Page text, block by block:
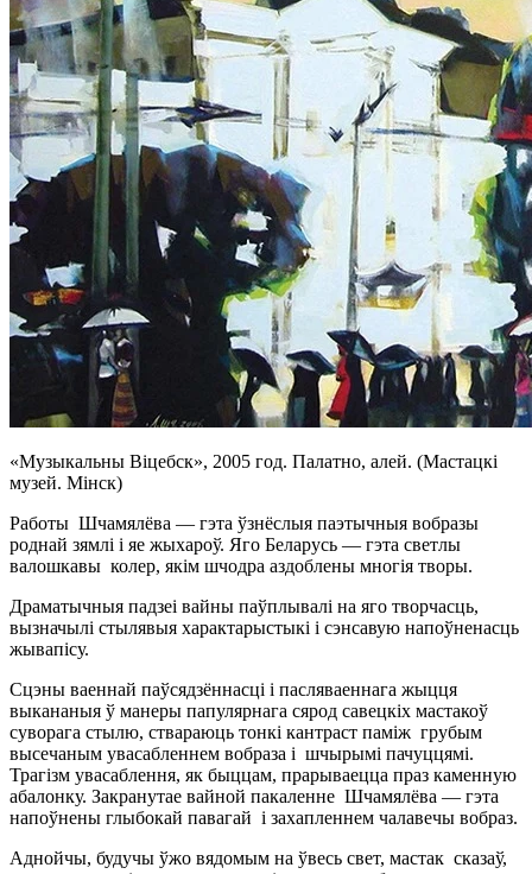
«Музыкальны Віцебск», 2005 год. Палатно, алей. (Мастацкі
музей. Мінск)
Работы Шчамялёва — гэта ўзнёслыя паэтычныя вобразы
роднай зямлі і яе жыхароў. Яго Беларусь — гэта светлы
валошкавы колер, якім шчодра аздоблены многія творы.
Драматычныя падзеі вайны паўплывалі на яго творчасць,
вызначылі стылявыя характарыстыкі і сэнсавую напоўненасць
жывапісу.
Сцэны ваеннай паўсядзённасці і пасляваеннага жыцця
выкананыя ў манеры папулярнага сярод савецкіх мастакоў
суворага стылю, ствараюць тонкі кантраст паміж грубым
высечаным увасабленнем вобраза і шчырымі пачуццямі.
Трагізм увасаблення, як быццам, прарываецца праз каменную
абалонку. Закранутае вайной пакаленне Шчамялёва — гэта
напоўнены глыбокай павагай і захапленнем чалавечы вобраз.
Аднойчы, будучы ўжо вядомым на ўвесь свет, мастак сказаў,